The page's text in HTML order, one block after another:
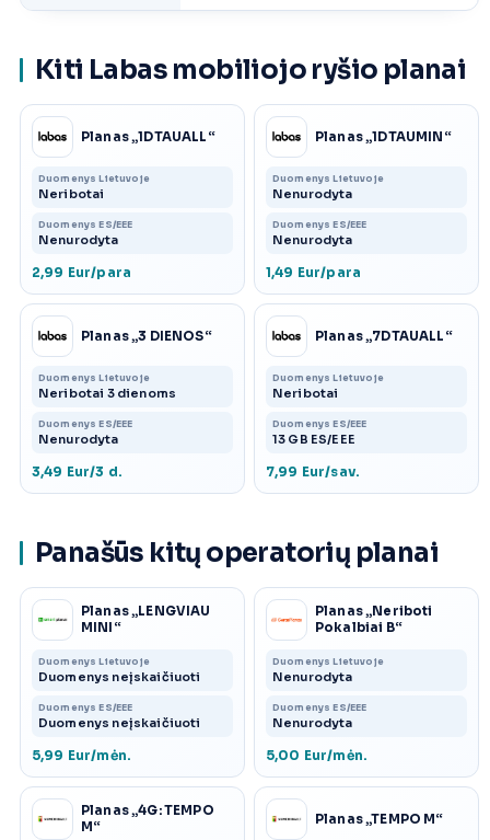
Kiti Labas mobiliojo ryšio planai
Planas „1DTAUALL“
Duomenys Lietuvoje
Neribotai
Duomenys ES/EEE
Nenurodyta
2,99 Eur/para
Planas „1DTAUMIN“
Duomenys Lietuvoje
Nenurodyta
Duomenys ES/EEE
Nenurodyta
1,49 Eur/para
Planas „3 DIENOS“
Duomenys Lietuvoje
Neribotai 3 dienoms
Duomenys ES/EEE
Nenurodyta
3,49 Eur/3 d.
Planas „7DTAUALL“
Duomenys Lietuvoje
Neribotai
Duomenys ES/EEE
13 GB ES/EEE
7,99 Eur/sav.
Panašūs kitų operatorių planai
Planas „LENGVIAU
MINI“
Duomenys Lietuvoje
Duomenys neįskaičiuoti
Duomenys ES/EEE
Duomenys neįskaičiuoti
5,99 Eur/mėn.
Planas „Neriboti
Pokalbiai B“
Duomenys Lietuvoje
Nenurodyta
Duomenys ES/EEE
Nenurodyta
5,00 Eur/mėn.
Planas „4G: TEMPO
M“
Planas „TEMPO M“